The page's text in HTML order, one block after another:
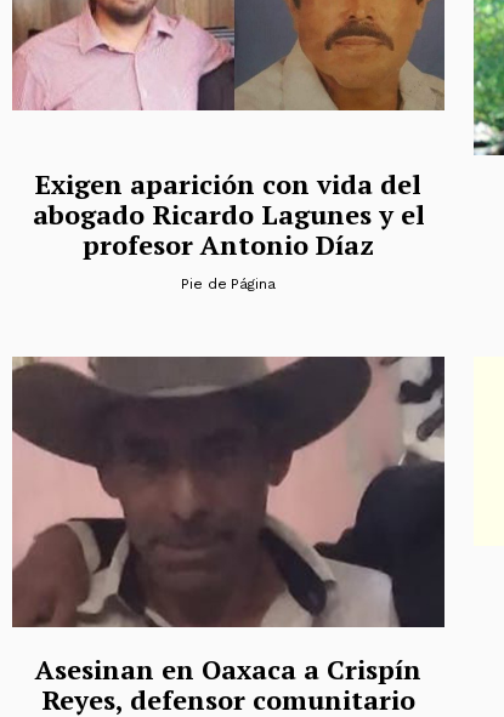
Exigen aparición con vida del
abogado Ricardo Lagunes y el
profesor Antonio Díaz
Pie de Página
Asesinan en Oaxaca a Crispín
Reyes, defensor comunitario